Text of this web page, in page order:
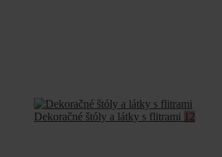
Dekoračné štóly a látky s flitrami 12